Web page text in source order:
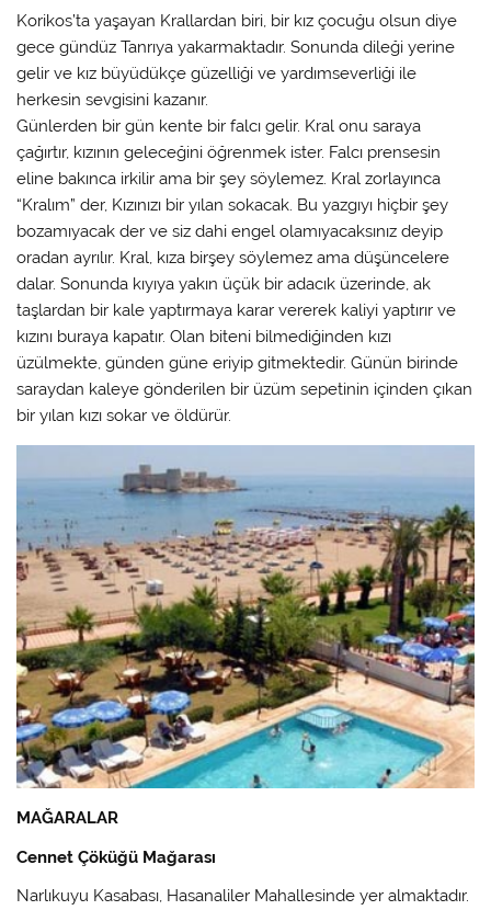
Korikos’ta yaşayan Krallardan biri, bir kız çocuğu olsun diye
gece gündüz Tanrıya yakarmaktadır. Sonunda dileği yerine
gelir ve kız büyüdükçe güzelliği ve yardımseverliği ile
herkesin sevgisini kazanır.
Günlerden bir gün kente bir falcı gelir. Kral onu saraya
çağırtır, kızının geleceğini öğrenmek ister. Falcı prensesin
eline bakınca irkilir ama bir şey söylemez. Kral zorlayınca
“Kralım” der, Kızınızı bir yılan sokacak. Bu yazgıyı hiçbir şey
bozamıyacak der ve siz dahi engel olamıyacaksınız deyip
oradan ayrılır. Kral, kıza birşey söylemez ama düşüncelere
dalar. Sonunda kıyıya yakın üçük bir adacık üzerinde, ak
taşlardan bir kale yaptırmaya karar vererek kaliyi yaptırır ve
kızını buraya kapatır. Olan biteni bilmediğinden kızı
üzülmekte, günden güne eriyip gitmektedir. Günün birinde
saraydan kaleye gönderilen bir üzüm sepetinin içinden çıkan
bir yılan kızı sokar ve öldürür.
MAĞARALAR
Cennet Çöküğü Mağarası
Narlıkuyu Kasabası, Hasanaliler Mahallesinde yer almaktadır.